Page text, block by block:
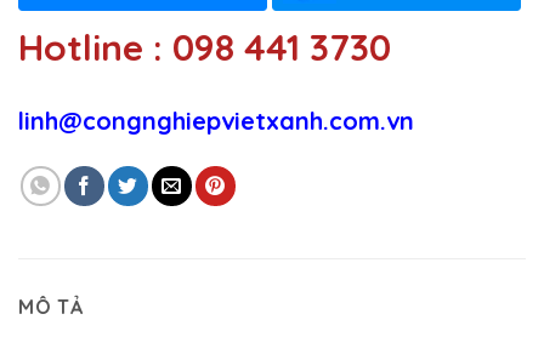
Hotline : 098 441 3730
linh@congnghiepvietxanh.com.vn
MÔ TẢ